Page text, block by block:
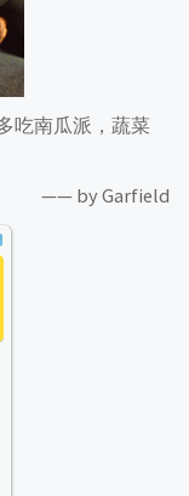
吃南瓜派，蔬菜
—— by Garfield